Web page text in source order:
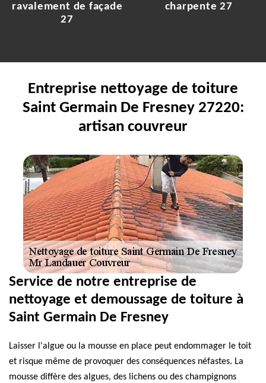
ravalement de façade
27
charpente 27
Entreprise nettoyage de toiture
Saint Germain De Fresney 27220:
artisan couvreur
Service de notre entreprise de
nettoyage et demoussage de toiture à
Saint Germain De Fresney
Laisser l'algue ou la mousse en place peut endommager le toit
et risque même de provoquer des conséquences néfastes. La
mousse diffère des algues, des lichens ou des champignons